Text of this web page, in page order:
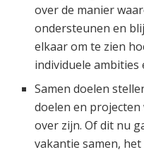
over de manier
ondersteunen en
elkaar om te zien
individuele ambities
Samen doelen
doelen en
over zijn. Of dit nu
vakantie samen,